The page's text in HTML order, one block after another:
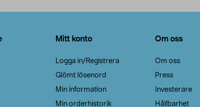
Mitt konto
Logga in/Registrera
Glömt lösenord
Min information
Min orderhistorik
Om oss
Om oss
Press
Investerare
Hållbarhet